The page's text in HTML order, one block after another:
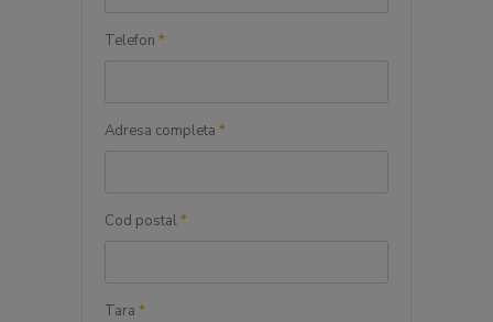
Telefon *
Adresa completa *
Cod postal*
Tara *